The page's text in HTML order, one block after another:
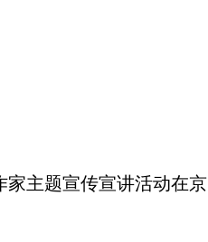
家主题宣传宣讲活动在京